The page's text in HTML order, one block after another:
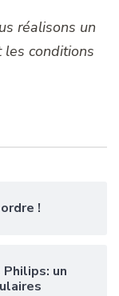
réalisons un
conditions
!
un